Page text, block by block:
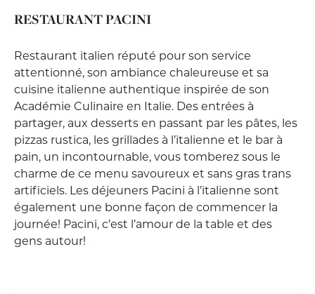
RESTAURANT PACINI
Restaurant italien réputé pour son service
attentionné, son ambiance chaleureuse et sa
cuisine italienne authentique inspirée de son
Académie Culinaire en Italie. Des entrées à
partager, aux desserts en passant par les pâtes, les
pizzas rustica, les grillades à l’italienne et le bar à
pain, un incontournable, vous tomberez sous le
charme de ce menu savoureux et sans gras trans
artificiels. Les déjeuners Pacini à l’italienne sont
également une bonne façon de commencer la
journée! Pacini, c’est l’amour de la table et des
gens autour!